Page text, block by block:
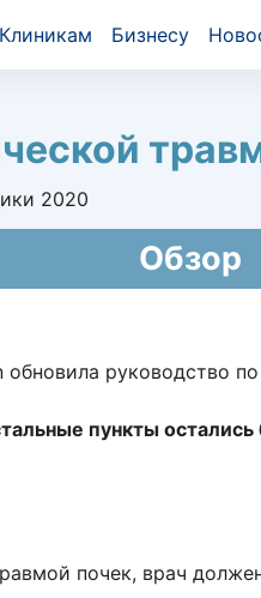
Клиникам Бизнесу
2020
Обзор
руководство
пункты остались
почек, врач